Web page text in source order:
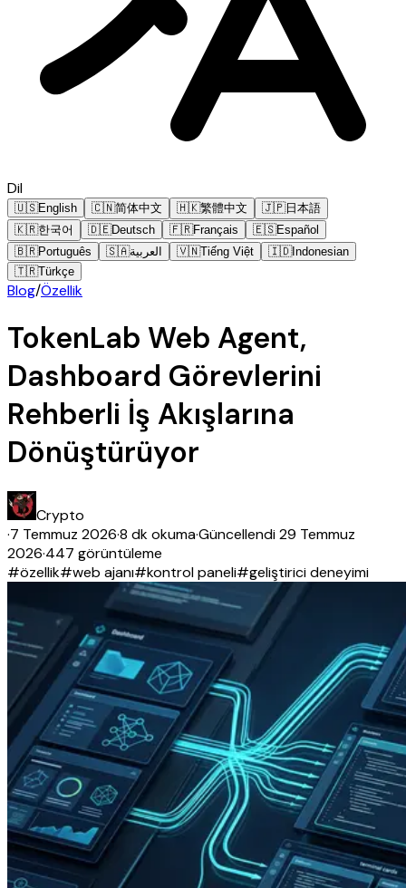
Dil
🇺🇸English 🇨🇳简体中文 🇭🇰繁體中文 🇯🇵日本語
🇰🇷한국어 🇩🇪Deutsch 🇫🇷Français 🇪🇸Español
🇧🇷Português 🇸🇦العربية 🇻🇳Tiếng Việt 🇮🇩Indonesian
🇹🇷Türkçe
Blog/Özellik
TokenLab Web Agent,
Dashboard Görevlerini
Rehberli İş Akışlarına
Dönüştürüyor
Crypto
·7 Temmuz 2026·8 dk okuma·Güncellendi29 Temmuz
2026·447 görüntüleme
#özellik#web ajanı#kontrol paneli#geliştirici deneyimi